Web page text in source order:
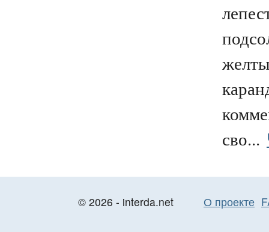
сво...
© 2026 - interda.net О проекте